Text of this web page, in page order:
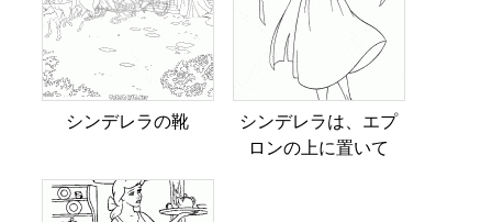
シンデレラの靴
シンデレラは、エプ
ロンの上に置いて